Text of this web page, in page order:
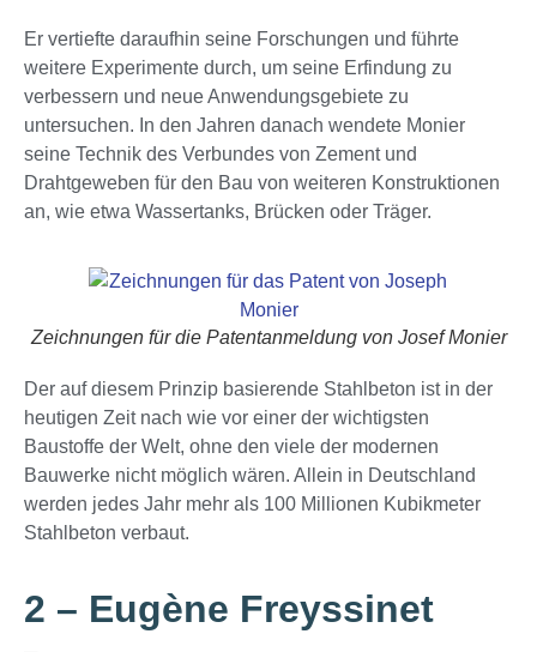
Er vertiefte daraufhin seine Forschungen und führte
weitere Experimente durch, um seine Erfindung zu
verbessern und neue Anwendungsgebiete zu
untersuchen. In den Jahren danach wendete Monier
seine Technik des Verbundes von Zement und
Drahtgeweben für den Bau von weiteren Konstruktionen
an, wie etwa Wassertanks, Brücken oder Träger.
Zeichnungen für die Patentanmeldung von Josef Monier
Der auf diesem Prinzip basierende Stahlbeton ist in der
heutigen Zeit nach wie vor einer der wichtigsten
Baustoffe der Welt, ohne den viele der modernen
Bauwerke nicht möglich wären. Allein in Deutschland
werden jedes Jahr mehr als 100 Millionen Kubikmeter
Stahlbeton verbaut.
2 – Eugène Freyssinet